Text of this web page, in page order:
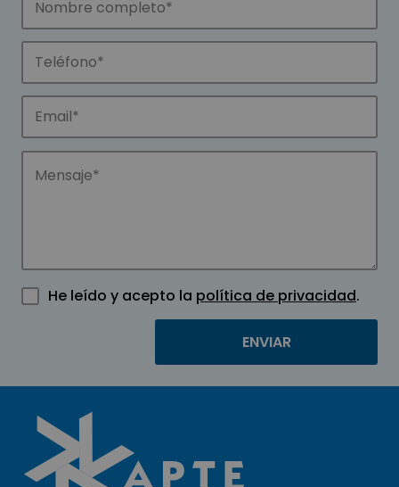
He leído y acepto la política de privacidad.